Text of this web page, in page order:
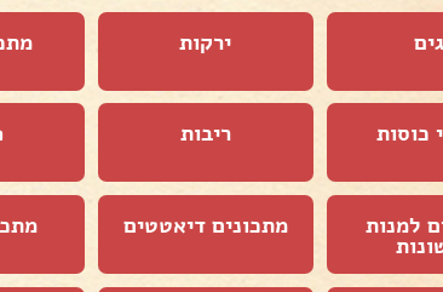
ירקות
כוסות ריבות
למנות מתכונים דיאטטים